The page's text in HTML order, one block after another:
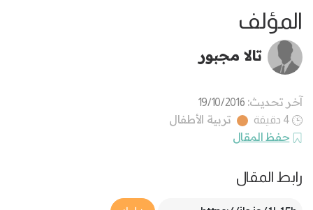
المؤلف
تالا مجبور
آخر تحديث: 19/10/2016
4 دقيقة
تربية الأطفال
حفظ المقال
رابط المقال
Article Link